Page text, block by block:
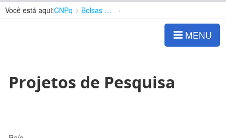
Você está aqui:CNPq Bolsas e Auxílios Vigentes
MENU
Projetos de Pesquisa